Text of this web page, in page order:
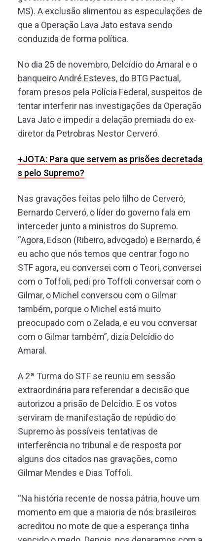
MS). A exclusão alimentou as especulações de
que a Operação Lava Jato estava sendo
conduzida de forma política.
No dia 25 de novembro, Delcídio do Amaral e o
banqueiro André Esteves, do BTG Pactual,
foram presos pela Polícia Federal, suspeitos de
tentar interferir nas investigações da Operação
Lava Jato e impedir a delação premiada do ex-
diretor da Petrobras Nestor Cerveró.
+JOTA: Para que servem as prisões decretada
s pelo Supremo?
Nas gravações feitas pelo filho de Cerveró,
Bernardo Cerveró, o líder do governo fala em
interceder junto a ministros do Supremo.
“Agora, Edson (Ribeiro, advogado) e Bernardo, é
eu acho que nós temos que centrar fogo no
STF agora, eu conversei com o Teori, conversei
com o Toffoli, pedi pro Toffoli conversar com o
Gilmar, o Michel conversou com o Gilmar
também, porque o Michel está muito
preocupado com o Zelada, e eu vou conversar
com o Gilmar também”, dizia Delcídio do
Amaral.
A 2ª Turma do STF se reuniu em sessão
extraordinária para referendar a decisão que
autorizou a prisão de Delcídio. E os votos
serviram de manifestação de repúdio do
Supremo às possíveis tentativas de
interferência no tribunal e de resposta por
alguns dos citados nas gravações, como
Gilmar Mendes e Dias Toffoli.
“Na história recente de nossa pátria, houve um
momento em que a maioria de nós brasileiros
acreditou no mote de que a esperança tinha